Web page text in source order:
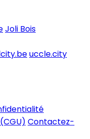
Joli Bois
uccle.city
Contactez-